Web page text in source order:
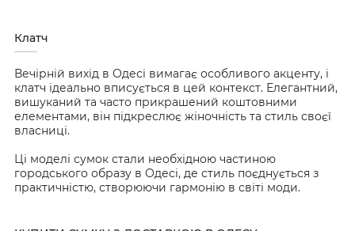
Клатч
Вечірній вихід в Одесі вимагає особливого акценту, і
клатч ідеально вписується в цей контекст. Елегантний,
вишуканий та часто прикрашений коштовними
елементами, він підкреслює жіночність та стиль своєї
власниці.
Ці моделі сумок стали необхідною частиною
городського образу в Одесі, де стиль поєднується з
практичністю, створюючи гармонію в світі моди.